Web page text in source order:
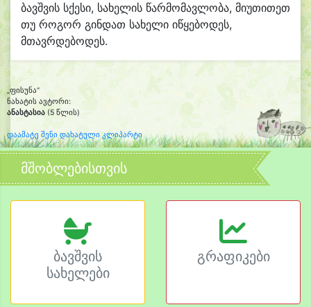
ბავშვის სქესი, სახელის წარმომავლობა, მიუთითეთ
თუ როგორ გინდათ სახელი იწყებოდეს,
მთავრდებოდეს.
„ფისუნა“
ნახატის ავტორი:
ანასტასია (5 წლის)
დაამატე შენი დახატული კლიპარტი
მშობლებისთვის
ბავშვის
სახელები
გრაფიკები